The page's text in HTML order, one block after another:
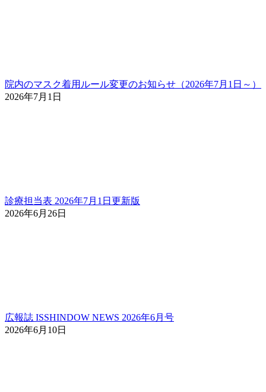
院内のマスク着用ルール変更のお知らせ（2026年7月1日～）
2026年7月1日
診療担当表 2026年7月1日更新版
2026年6月26日
広報誌 ISSHINDOW NEWS 2026年6月号
2026年6月10日